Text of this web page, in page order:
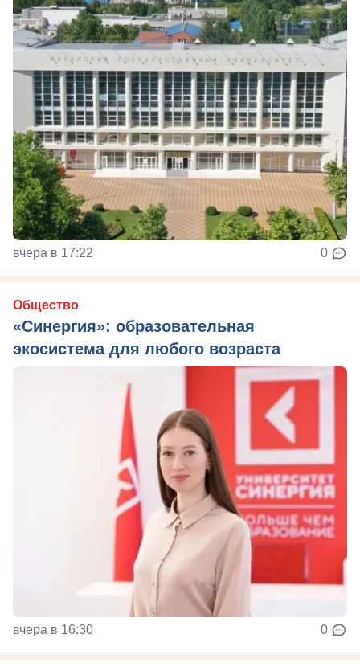
вчера в 17:22 0
Общество
«Синергия»: образовательная
экосистема для любого возраста
вчера в 16:30 0